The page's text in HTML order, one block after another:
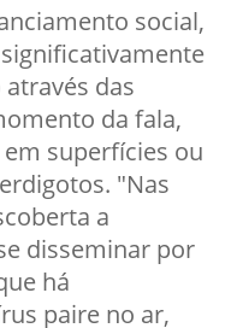
social,
das
da fala,
superfícies ou
"Nas
a
disseminar por
há
paire no ar,